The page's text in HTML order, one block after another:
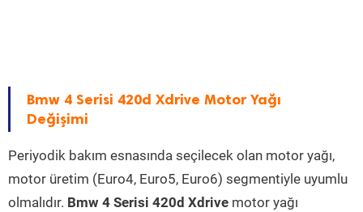
Bmw 4 Serisi 420d Xdrive Motor Yağı
Değişimi
Periyodik bakım esnasında seçilecek olan motor yağı,
motor üretim (Euro4, Euro5, Euro6) segmentiyle uyumlu
olmalıdır. Bmw 4 Serisi 420d Xdrive motor yağı